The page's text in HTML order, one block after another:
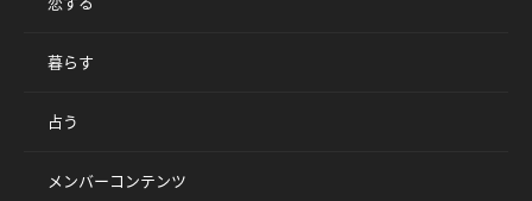
暮らす
占う
メンバーコンテンツ